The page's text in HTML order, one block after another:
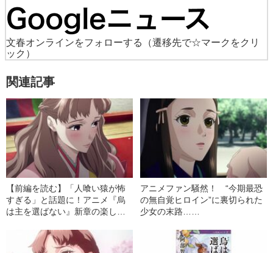
文春オンラインをフォローする
（遷移先で☆マークをクリ
ック）
関連記事
【前編を読む】「人喰い猿が怖
すぎる」と話題に！アニメ『烏
は主を選ばない』新章の楽しみ
アニメファン騒然！ “今期最恐
の無自覚ヒロイン”に裏切られた
少女の末路……